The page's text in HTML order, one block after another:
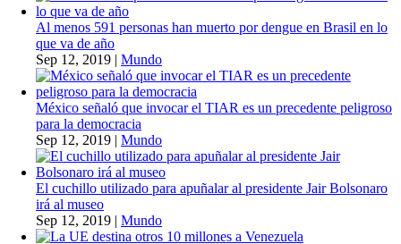
Al menos 591 personas han muerto por dengue en Brasil en lo
que va de año
Sep 12, 2019 | Mundo
México señaló que invocar el TIAR es un precedente peligroso
para la democracia
Sep 12, 2019 | Mundo
El cuchillo utilizado para apuñalar al presidente Jair Bolsonaro
irá al museo
Sep 12, 2019 | Mundo